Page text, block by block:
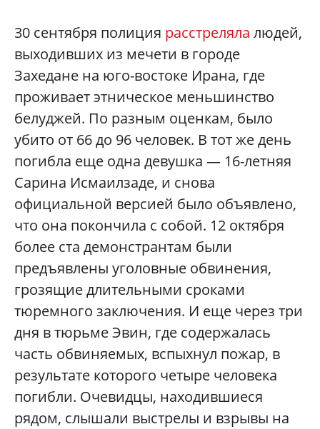
30 сентября полиция расстреляла людей,
выходивших из мечети в городе
Захедане на юго-востоке Ирана, где
проживает этническое меньшинство
белуджей. По разным оценкам, было
убито от 66 до 96 человек. В тот же день
погибла еще одна девушка — 16-летняя
Сарина Исмаилзаде, и снова
официальной версией было объявлено,
что она покончила с собой. 12 октября
более ста демонстрантам были
предъявлены уголовные обвинения,
грозящие длительными сроками
тюремного заключения. И еще через три
дня в тюрьме Эвин, где содержалась
часть обвиняемых, вспыхнул пожар, в
результате которого четыре человека
погибли. Очевидцы, находившиеся
рядом, слышали выстрелы и взрывы на